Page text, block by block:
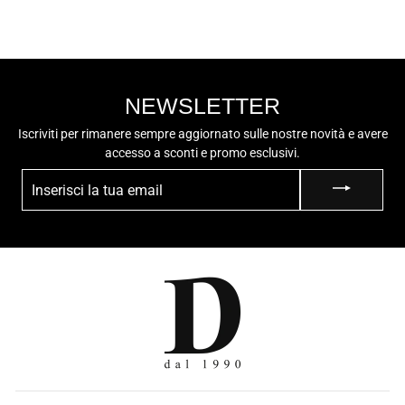
NEWSLETTER
Iscriviti per rimanere sempre aggiornato sulle nostre novità e avere
accesso a sconti e promo esclusivi.